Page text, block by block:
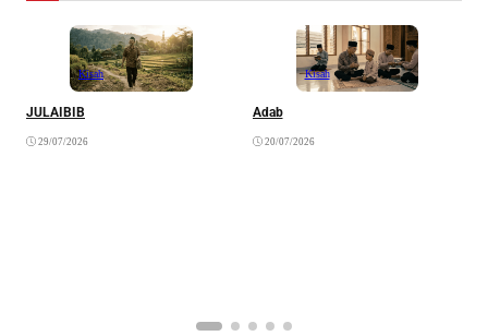
Kisah
JULAIBIB
29/07/2026
Kisah
Adab
20/07/2026